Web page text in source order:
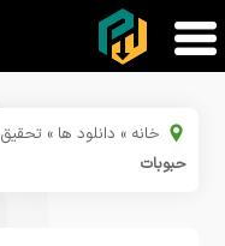
خانه » دانلود ها » تحقیق
حبوبات